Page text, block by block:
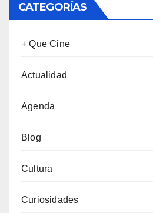
CATEGORÍAS
+ Que Cine
Actualidad
Agenda
Blog
Cultura
Curiosidades